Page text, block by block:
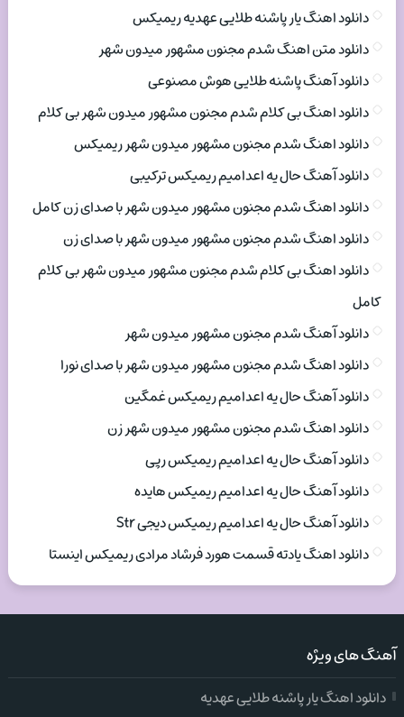
دانلود اهنگ یار پاشنه طلایی عهدیه ریمیکس
دانلود متن اهنگ شدم مجنون مشهور میدون شهر
دانلود آهنگ پاشنه طلایی هوش مصنوعی
دانلود اهنگ بی کلام شدم مجنون مشهور میدون شهر بی کلام
دانلود اهنگ شدم مجنون مشهور میدون شهر ریمیکس
دانلود آهنگ حال یه اعدامیم ریمیکس ترکیبی
دانلود اهنگ شدم مجنون مشهور میدون شهر با صدای زن کامل
دانلود اهنگ شدم مجنون مشهور میدون شهر با صدای زن
دانلود اهنگ بی کلام شدم مجنون مشهور میدون شهر بی کلام
کامل
دانلود آهنگ شدم مجنون مشهور میدون شهر
دانلود اهنگ شدم مجنون مشهور میدون شهر با صدای نورا
دانلود آهنگ حال یه اعدامیم ریمیکس غمگین
دانلود اهنگ شدم مجنون مشهور میدون شهر زن
دانلود آهنگ حال یه اعدامیم ریمیکس رپی
دانلود آهنگ حال یه اعدامیم ریمیکس هایده
دانلود آهنگ حال یه اعدامیم ریمیکس دیجی Str
دانلود اهنگ یادته قسمت هورد فرشاد مرادی ریمیکس اینستا
آهنگ های ویژه
دانلود اهنگ یار پاشنه طلایی عهدیه